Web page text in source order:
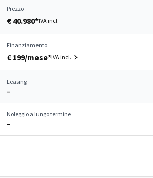
Prezzo
€ 40.980*IVA incl.
Finanziamento
€ 199/mese*IVA incl.
Leasing
–
Noleggio a lungo termine
–